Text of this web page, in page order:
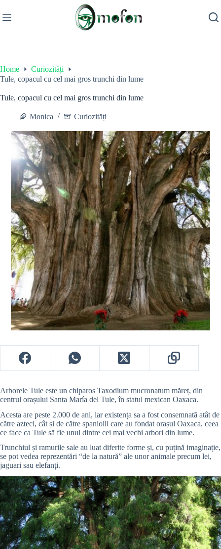
to
content
Home
Curiozități
Tule, copacul cu cel mai gros trunchi din lume
Tule, copacul cu cel mai gros trunchi din lume
Monica Curiozități
Arborele Tule este un chiparos Taxodium mucronatum măreț, din
centrul orașului Santa María del Tule, în statul mexican Oaxaca.
Acesta are peste 2.000 de ani, iar existența sa a fost consemnată atât de
către azteci, cât și de către spaniolii care au fondat orașul Oaxaca, ceea
ce face ca Tule să fie unul dintre cei mai vechi arbori din lume.
Trunchiul și ramurile sale au luat diferite forme și, cu puțină imaginație,
se pot vedea reprezentări “de la natură” ale unor animale precum lei,
jaguari sau elefanți.